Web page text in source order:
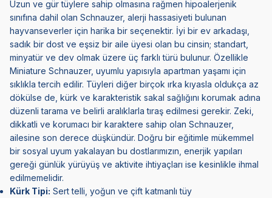
Uzun ve gür tüylere sahip olmasına rağmen hipoalerjenik
sınıfına dahil olan Schnauzer, alerji hassasiyeti bulunan
hayvanseverler için harika bir seçenektir. İyi bir ev arkadaşı,
sadık bir dost ve eşsiz bir aile üyesi olan bu cinsin; standart,
minyatür ve dev olmak üzere üç farklı türü bulunur. Özellikle
Miniature Schnauzer, uyumlu yapısıyla apartman yaşamı için
sıklıkla tercih edilir. Tüyleri diğer birçok ırka kıyasla oldukça az
dökülse de, kürk ve karakteristik sakal sağlığını korumak adına
düzenli tarama ve belirli aralıklarla tıraş edilmesi gerekir. Zeki,
dikkatli ve korumacı bir karaktere sahip olan Schnauzer,
ailesine son derece düşkündür. Doğru bir eğitimle mükemmel
bir sosyal uyum yakalayan bu dostlarımızın, enerjik yapıları
gereği günlük yürüyüş ve aktivite ihtiyaçları ise kesinlikle ihmal
edilmemelidir.
Kürk Tipi: Sert telli, yoğun ve çift katmanlı tüy